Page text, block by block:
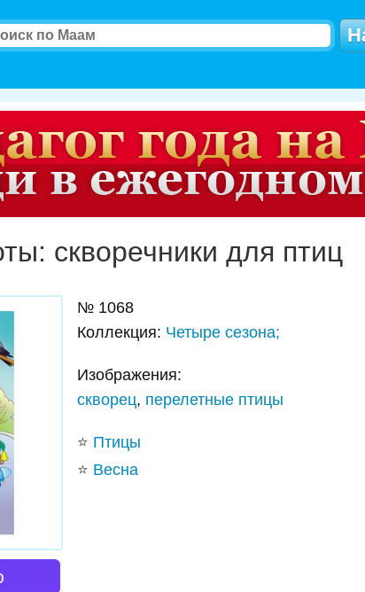
скворечники для птиц
№ 1068
Коллекция: Четыре сезона;
Изображения:
скворец, перелетные птицы
⭐ Птицы
⭐ Весна